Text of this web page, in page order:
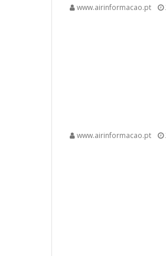
www.airinformacao.pt
www.airinformacao.pt